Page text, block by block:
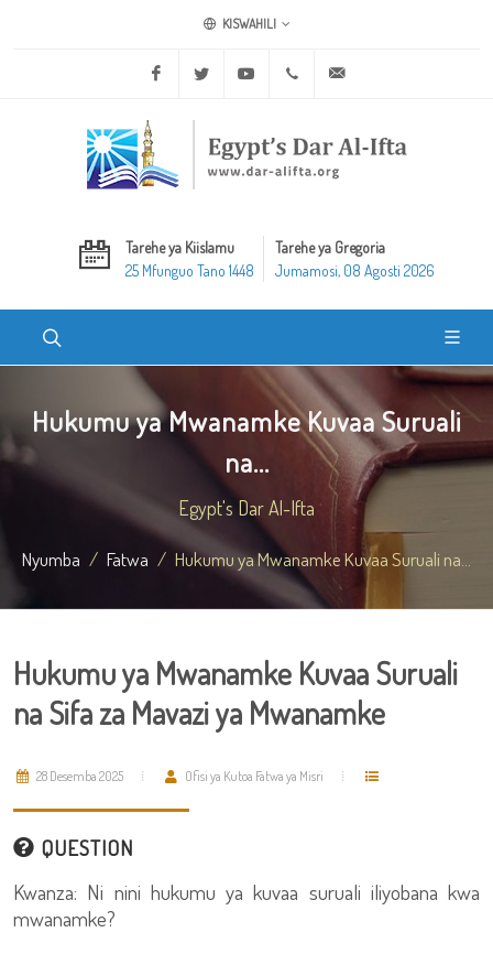
KISWAHILI
Facebook Twitter Youtube +20 2 25970400
Tarehe ya Kiislamu
25 Mfunguo Tano 1448
Tarehe ya Gregoria
Jumamosi, 08 Agosti 2026
Hukumu ya Mwanamke Kuvaa Suruali
na...
Egypt's Dar Al-Ifta
Nyumba Fatwa Hukumu ya Mwanamke Kuvaa Suruali na...
Hukumu ya Mwanamke Kuvaa Suruali
na Sifa za Mavazi ya Mwanamke
28 Desemba 2025 Ofisi ya Kutoa Fatwa ya Misri
QUESTION
Kwanza: Ni nini hukumu ya kuvaa suruali iliyobana kwa
mwanamke?